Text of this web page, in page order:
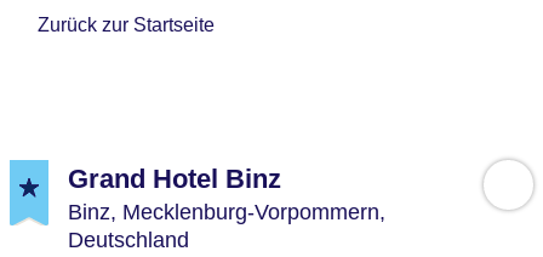
Zurück zur Startseite
Grand Hotel Binz
Binz, Mecklenburg-Vorpommern,
Deutschland